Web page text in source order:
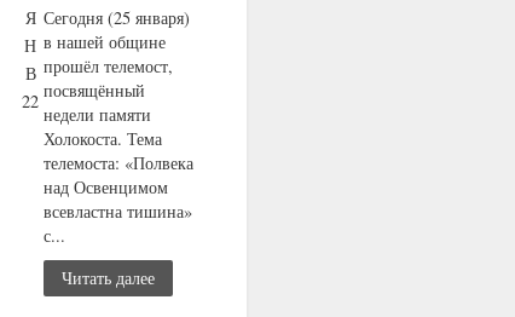
Я
Н
В
22
Сегодня (25 января)
в нашей общине
прошёл телемост,
посвящённый
недели памяти
Холокоста. Тема
телемоста: «Полвека
над Освенцимом
всевластна тишина»
с...
Читать далее